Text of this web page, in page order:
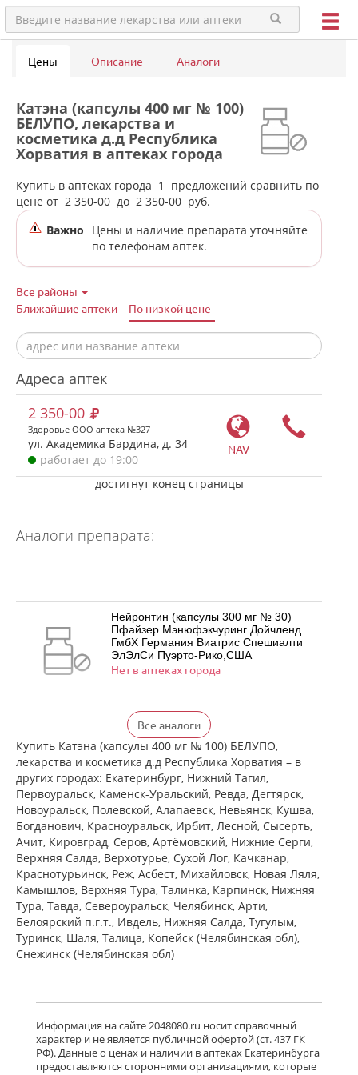
Цены Описание Аналоги
Катэна (капсулы 400 мг № 100)
БЕЛУПО, лекарства и
косметика д.д Республика
Хорватия в аптеках города
Екатеринбурга
Купить в аптеках города 1
предложений сравнить по
цене от 2 350-00 до 2 350-00 руб.
Важно
Цены и наличие препарата уточняйте
по телефонам аптек.
Все районы
Ближайшие аптеки
По низкой цене
Адреса аптек
NAV
2 350-00
Здоровье ООО аптека №327
ул. Академика Бардина, д. 34
работает до 19:00
достигнут конец страницы
Аналоги препарата:
Нейронтин (капсулы 300 мг № 30)
Пфайзер Мэнюфэкчуринг Дойчленд
ГмбХ Германия Виатрис Спешиалти
ЭлЭлСи Пуэрто-Рико,США
Нет в аптеках города
Нейронтин (капсулы 300 мг № 50)
Пфайзер Мэнюфэкчуринг Дойчленд
ГмбХ Германия Виатрис Спешиалти
ЭлЭлСи Пуэрто-Рико,США
есть в 1 аптеках
от 1 980,00 до 1 980,00
Нейронтин (капсулы 300 мг № 100)
Пфайзер Мэнюфэкчуринг Дойчленд
ГмбХ Германия Виатрис Спешиалти
ЭлЭлСи Пуэрто-Рико,США
есть в 4 аптеках
от 3 350,00 до 3 760,00
Тебантин (капсулы 300 мг № 50)
Гедеон Рихтер ОАО Венгрия Гедеон
Рихтер-Рус АО Россия
есть в 2 аптеках
Нейронтин (табл. п. плен. о. 600 мг
№ 50) Пфайзер Мэнюфэкчуринг
Дойчленд ГмбХ Германия Виатрис
Спешиалти ЭлЭлСи Пуэрто-
Все аналоги
Купить Катэна (капсулы 400 мг № 100) БЕЛУПО,
лекарства и косметика д.д Республика Хорватия – в
других городах: Екатеринбург, Нижний Тагил,
Первоуральск, Каменск-Уральский, Ревда, Дегтярск,
Новоуральск, Полевской, Алапаевск, Невьянск, Кушва,
Богданович, Красноуральск, Ирбит, Лесной, Сысерть,
Ачит, Кировград, Серов, Артёмовский, Нижние Cерги,
Верхняя Салда, Верхотурье, Сухой Лог, Качканар,
Краснотурьинск, Реж, Асбест, Михайловск, Новая Ляля,
Камышлов, Верхняя Тура, Талинка, Карпинск, Нижняя
Тура, Тавда, Североуральск, Челябинск, Арти,
Белоярский п.г.т., Ивдель, Нижняя Салда, Тугулым,
Туринск, Шаля, Талица, Копейск (Челябинская обл),
Снежинск (Челябинская обл)
Информация на сайте 2048080.ru носит справочный
характер и не является публичной офертой (ст. 437 ГК
РФ). Данные о ценах и наличии в аптеках Екатеринбурга
предоставляются сторонними организациями, которые